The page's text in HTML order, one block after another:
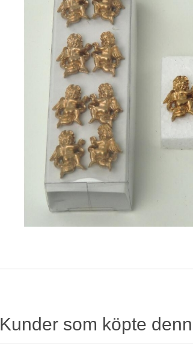
Kunder som köpte